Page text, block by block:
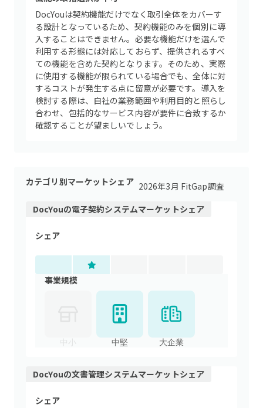
DocYouは契約機能だけでなく取引全体をカバーす
る設計となっているため、契約機能のみを個別に導
入することはできません。必要な機能だけを選んで
利用する形態には対応しておらず、提供されるすべ
ての機能を含めた契約となります。そのため、実際
に使用する機能が限られている場合でも、全体に対
するコストが発生する点に留意が必要です。導入を
検討する際は、自社の業務範囲や利用目的と照らし
合わせ、包括的なサービス内容が要件に合致するか
確認することが望ましいでしょう。
カテゴリ別マーケットシェア 2026年3月 FitGap調査
DocYouの電子契約システムマーケットシェア
シェア
事業規模
中堅 大企業
DocYouの文書管理システムマーケットシェア
シェア